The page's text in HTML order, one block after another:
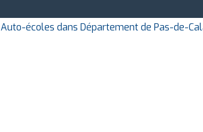
Auto-écoles dans Département de Pas-de-